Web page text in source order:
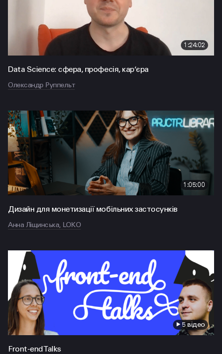
1:24:02
Data Science: сфера, професія, кар‘єра
Олександр Руппельт
1:05:00
Дизайн для монетизації мобільних застосунків
Анна Ліщинська, LOKO
5 відео
Front-end Talks